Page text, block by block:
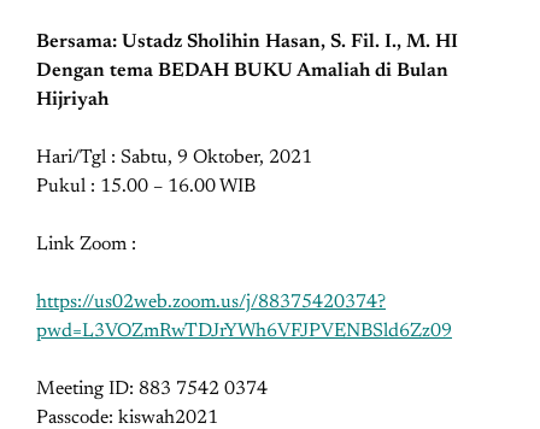
Bersama: Ustadz Sholihin Hasan, S. Fil. I., M. HI
Dengan tema BEDAH BUKU Amaliah di Bulan
Hijriyah
Hari/Tgl : Sabtu, 9 Oktober, 2021
Pukul : 15.00 – 16.00 WIB
Link Zoom :
https://us02web.zoom.us/j/88375420374?
pwd=L3VOZmRwTDJrYWh6VFJPVENBSld6Zz09
Meeting ID: 883 7542 0374
Passcode: kiswah2021